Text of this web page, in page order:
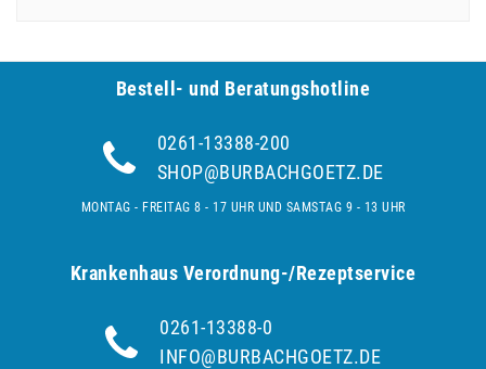
Bestell- und Be­ra­tungs­hot­line
0261-13388-200
SHOP@BURBACHGOETZ.DE
MONTAG - FREITAG 8 - 17 UHR UND SAMSTAG 9 - 13 UHR
Krankenhaus Verordnung-/Rezeptservice
0261-13388-0
INFO@BURBACHGOETZ.DE